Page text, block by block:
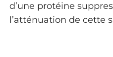
d’une protéine
l’atténuation de cette